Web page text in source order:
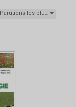
Parutions les plu…